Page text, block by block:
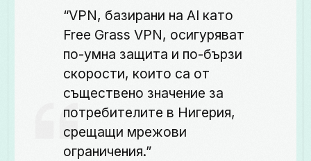
“VPN, базирани на AI като
Free Grass VPN, осигуряват
по-умна защита и по-бързи
скорости, които са от
съществено значение за
потребителите в Нигерия,
срещащи мрежови
ограничения.”